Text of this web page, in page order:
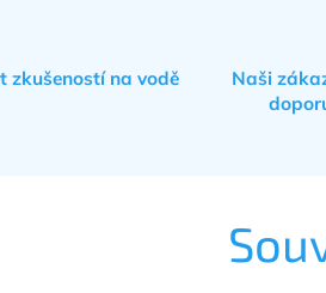
zkušeností na vodě
Naši